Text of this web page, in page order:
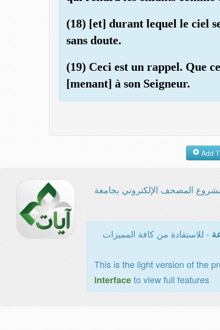
(18) [et] durant lequel le ciel
sans doute.
(19) Ceci est un rappel. Que
[menant] à son Seigneur.
المصحف الإلكتروني بجامعة
- للاستفادة من كافة المميزات
This is the light version of the
interfaceto view full features